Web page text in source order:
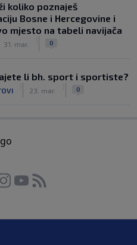
koliko poznaješ
Bosne i Hercegovine i
mjesto na tabeli navijača
31. mar. 0
li bh. sport i sportiste?
23. mar. 0